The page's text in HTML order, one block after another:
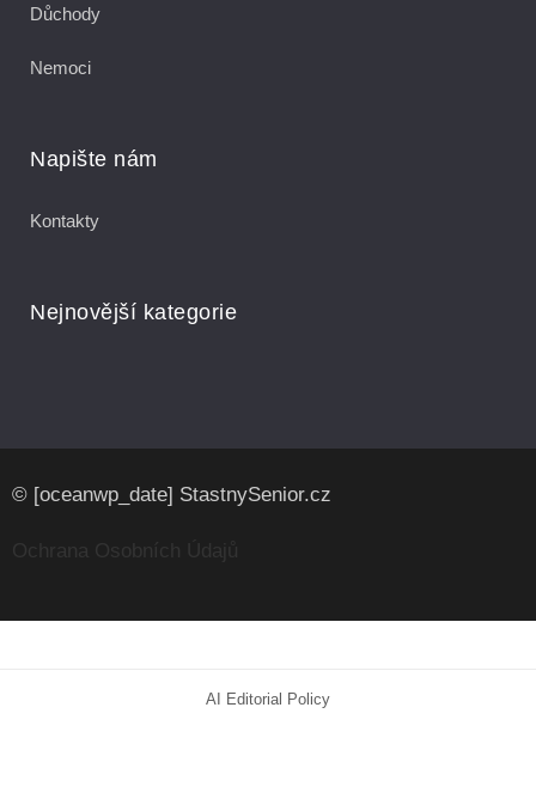
Důchody
Nemoci
Napište nám
Kontakty
Nejnovější kategorie
© [oceanwp_date] StastnySenior.cz
AI Editorial Policy